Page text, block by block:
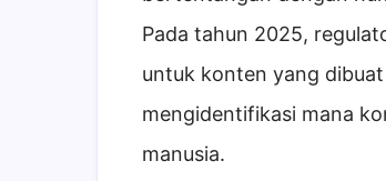
Pada tahun 2025,
untuk konten yang
mengidentifikasi mana
manusia.